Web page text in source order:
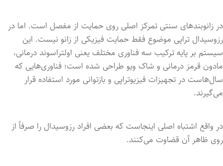
در زانوبندهای سنتی تمرکز اصلی روی حمایت از مفصل است. اما در
رزوسیدال تراپی موضوع فقط حمایت فیزیکی از زانو نیست. این
سیستم بر پایه ترکیب سه فناوری مختلف یعنی اولتراسوند درمانی،
مادون قرمز درمانی و شاک ویو طراحی شده است؛ فناوری‌هایی که
سال‌هاست در تجهیزات فیزیوتراپی و بازتوانی مورد استفاده قرار
می‌گیرند.
در واقع اشتباه اصلی اینجاست که بعضی افراد رزوسیدال را صرفاً از
روی ظاهر آن قضاوت می‌کنند.